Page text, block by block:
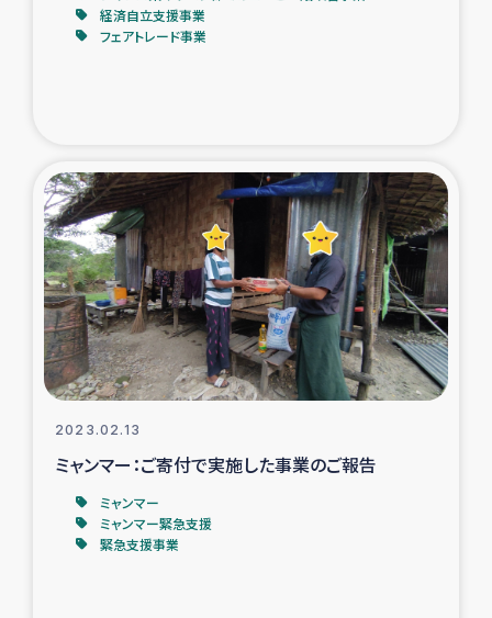
経済自立支援事業
フェアトレード事業
2023.02.13
ミャンマー：ご寄付で実施した事業のご報告
ミャンマー
ミャンマー緊急支援
緊急支援事業